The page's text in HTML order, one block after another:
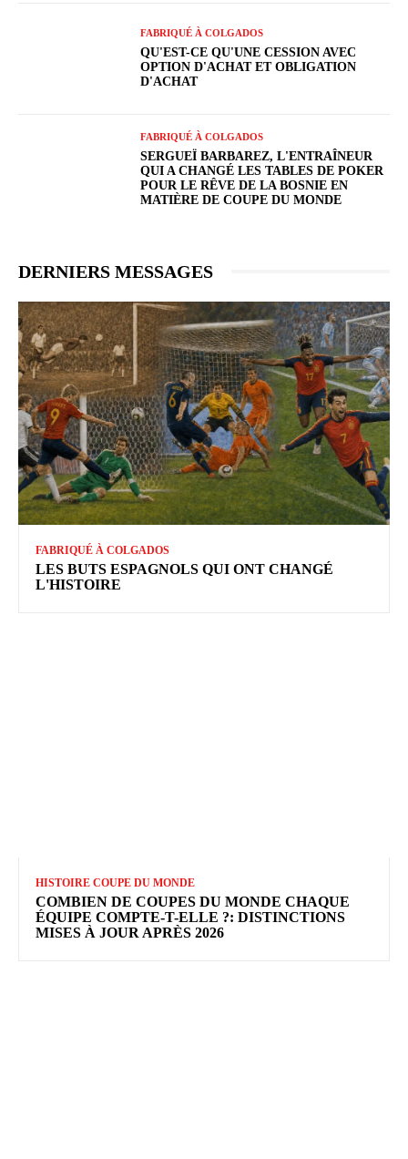
FABRIQUÉ À COLGADOS
QU'EST-CE QU'UNE CESSION AVEC
OPTION D'ACHAT ET OBLIGATION
D'ACHAT
FABRIQUÉ À COLGADOS
SERGUEÏ BARBAREZ, L'ENTRAÎNEUR
QUI A CHANGÉ LES TABLES DE POKER
POUR LE RÊVE DE LA BOSNIE EN
MATIÈRE DE COUPE DU MONDE
DERNIERS MESSAGES
FABRIQUÉ À COLGADOS
LES BUTS ESPAGNOLS QUI ONT CHANGÉ
L'HISTOIRE
HISTOIRE COUPE DU MONDE
COMBIEN DE COUPES DU MONDE CHAQUE
ÉQUIPE COMPTE-T-ELLE ?: DISTINCTIONS
MISES À JOUR APRÈS 2026